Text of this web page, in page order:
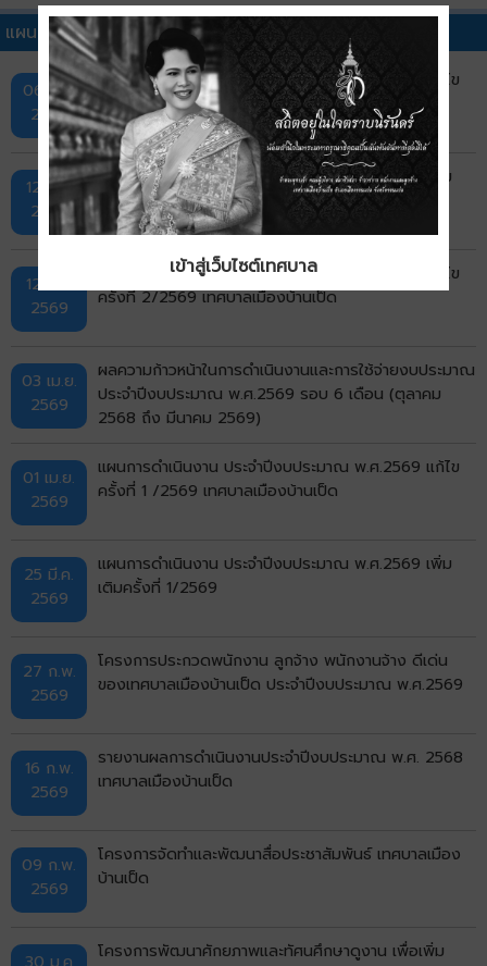
แผนดำเนินงานประจำปีอื่นๆ
06 ส.ค.
2569
แผนการดำเนินงาน ประจำปีงบประมาณ พ.ศ.2569 แก้ไข
ครั้งที่ 3/2569 เทศบาลเมืองบ้านเป็ด
12 มิ.ย.
2569
แผนการดำเนินงาน ประจำปีงบประมาณ พ.ศ.2569 เพิ่ม
เติมครั้งที่ 2/2569
12 มิ.ย.
2569
แผนการดำเนินงาน ประจำปีงบประมาณ พ.ศ.2569 แก้ไข
ครั้งที่ 2/2569 เทศบาลเมืองบ้านเป็ด
03 เม.ย.
2569
ผลความก้าวหน้าในการดำเนินงานและการใช้จ่ายงบประมาณ
ประจำปีงบประมาณ พ.ศ.2569 รอบ 6 เดือน (ตุลาคม
2568 ถึง มีนาคม 2569)
01 เม.ย.
2569
แผนการดำเนินงาน ประจำปีงบประมาณ พ.ศ.2569 แก้ไข
ครั้งที่ 1 /2569 เทศบาลเมืองบ้านเป็ด
25 มี.ค.
2569
แผนการดำเนินงาน ประจำปีงบประมาณ พ.ศ.2569 เพิ่ม
เติมครั้งที่ 1/2569
27 ก.พ.
2569
โครงการประกวดพนักงาน ลูกจ้าง พนักงานจ้าง ดีเด่น
ของเทศบาลเมืองบ้านเป็ด ประจำปีงบประมาณ พ.ศ.2569
16 ก.พ.
2569
รายงานผลการดำเนินงานประจำปีงบประมาณ พ.ศ. 2568
เทศบาลเมืองบ้านเป็ด
09 ก.พ.
2569
โครงการจัดทำและพัฒนาสื่อประชาสัมพันธ์ เทศบาลเมือง
บ้านเป็ด
โครงการพัฒนาศักยภาพและทัศนศึกษาดูงาน เพื่อเพิ่ม
เข้าสู่เว็บไซต์เทศบาล